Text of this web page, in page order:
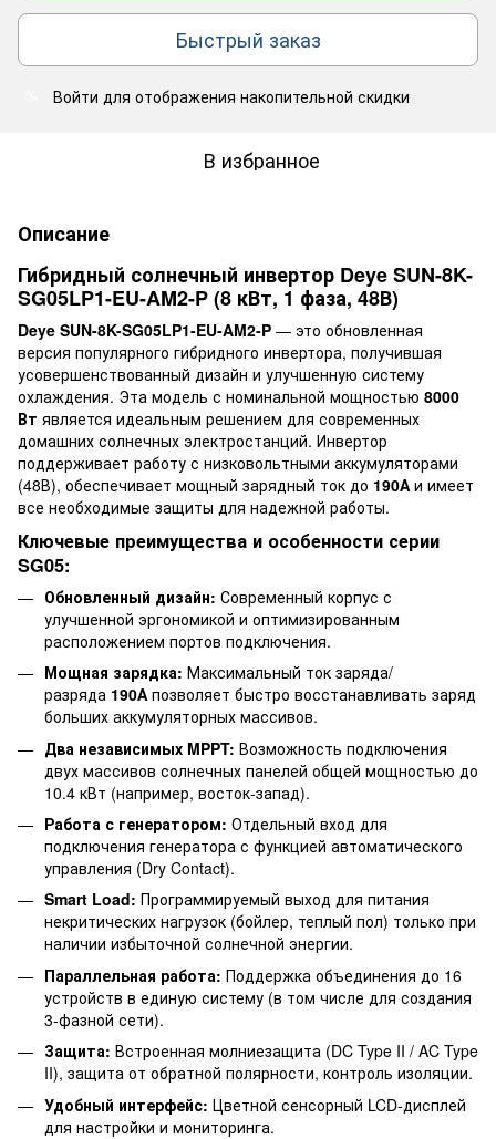
Быстрый заказ
Войти для отображения накопительной скидки
В избранное
Описание
Гибридный солнечный инвертор Deye SUN-8K-
SG05LP1-EU-AM2-P (8 кВт, 1 фаза, 48В)
Deye SUN-8K-SG05LP1-EU-AM2-P — это обновленная
версия популярного гибридного инвертора, получившая
усовершенствованный дизайн и улучшенную систему
охлаждения. Эта модель с номинальной мощностью 8000
Вт является идеальным решением для современных
домашних солнечных электростанций. Инвертор
поддерживает работу с низковольтными аккумуляторами
(48В), обеспечивает мощный зарядный ток до 190А и имеет
все необходимые защиты для надежной работы.
Ключевые преимущества и особенности серии
SG05:
Обновленный дизайн: Современный корпус с
улучшенной эргономикой и оптимизированным
расположением портов подключения.
Мощная зарядка: Максимальный ток заряда/
разряда 190Апозволяет быстро восстанавливать заряд
больших аккумуляторных массивов.
Два независимых MPPT: Возможность подключения
двух массивов солнечных панелей общей мощностью до
10.4 кВт (например, восток-запад).
Работа с генератором: Отдельный вход для
подключения генератора с функцией автоматического
управления (Dry Contact).
Smart Load: Программируемый выход для питания
некритических нагрузок (бойлер, теплый пол) только при
наличии избыточной солнечной энергии.
Параллельная работа: Поддержка объединения до 16
устройств в единую систему (в том числе для создания
3-фазной сети).
Защита: Встроенная молниезащита (DC Type II / AC Type
II), защита от обратной полярности, контроль изоляции.
Удобный интерфейс: Цветной сенсорный LCD-дисплей
для настройки и мониторинга.